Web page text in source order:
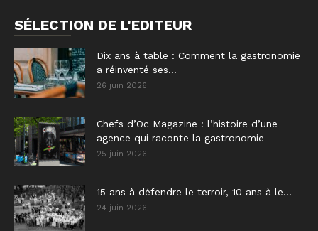
SÉLECTION DE L'EDITEUR
Dix ans à table : Comment la gastronomie
a réinventé ses...
26 juin 2026
Chefs d’Oc Magazine : l’histoire d’une
agence qui raconte la gastronomie
25 juin 2026
15 ans à défendre le terroir, 10 ans à le...
24 juin 2026